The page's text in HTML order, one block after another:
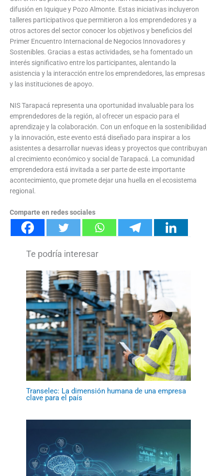
difusión en Iquique y Pozo Almonte. Estas iniciativas incluyeron
talleres participativos que permitieron a los emprendedores y a
otros actores del sector conocer los objetivos y beneficios del
Primer Encuentro Internacional de Negocios Innovadores y
Sostenibles. Gracias a estas actividades, se ha fomentado un
interés significativo entre los participantes, alentando la
asistencia y la interacción entre los emprendedores, las empresas
y las instituciones de apoyo.
NIS Tarapacá representa una oportunidad invaluable para los
emprendedores de la región, al ofrecer un espacio para el
aprendizaje y la colaboración. Con un enfoque en la sostenibilidad
y la innovación, este evento está diseñado para inspirar a los
asistentes a desarrollar nuevas ideas y proyectos que contribuyan
al crecimiento económico y social de Tarapacá. La comunidad
emprendedora está invitada a ser parte de este importante
acontecimiento, que promete dejar una huella en el ecosistema
regional.
Comparte en redes sociales
Transelec: La dimensión humana de una empresa
clave para el país